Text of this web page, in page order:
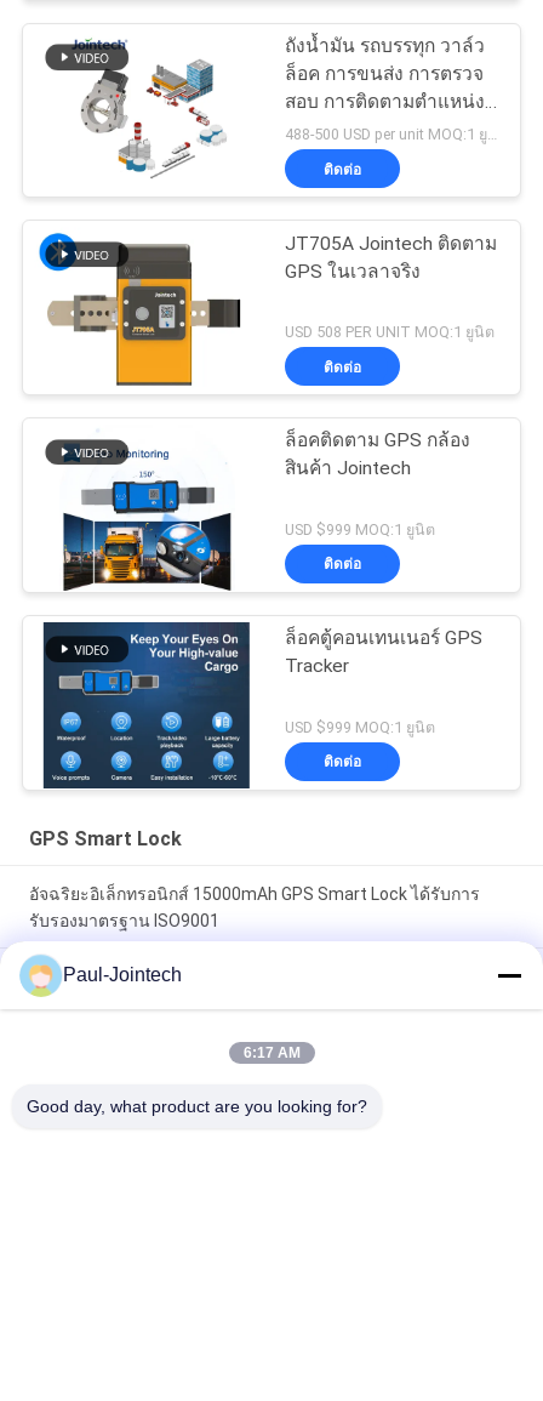
ถังน้ำมัน รถบรรทุก วาล์ว
ล็อค การขนส่ง การตรวจ
สอบ การติดตามตำแหน่ง
GPS
488-500 USD per unit MOQ:1 ยูนิต
ติดต่อ
JT705A Jointech ติดตาม
GPS ในเวลาจริง
USD 508 PER UNIT MOQ:1 ยูนิต
ติดต่อ
ล็อคติดตาม GPS กล้อง
สินค้า Jointech
USD $999 MOQ:1 ยูนิต
ติดต่อ
ล็อคตู้คอนเทนเนอร์ GPS
Tracker
USD $999 MOQ:1 ยูนิต
ติดต่อ
GPS Smart Lock
อัจฉริยะอิเล็กทรอนิกส์ 15000mAh GPS Smart Lock ได้รับการ
รับรองมาตรฐาน ISO9001
Jointech JT705A GPS Seal Lock Container Monitoring Security
Cargo กุญแจติดตาม GPS
สมาร์ทอิเล็กทรอนิกส์ 1500mAh ล็อคคอนเทนเนอร์ GPS ROHS ได้
Paul-Jointech
6:17 AM
Good day, what product are you looking for?